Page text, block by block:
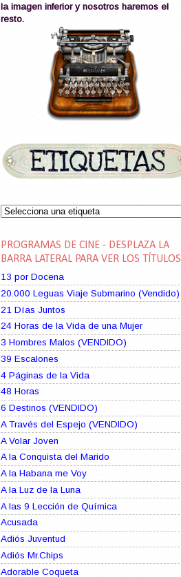
la imagen inferior y nosotros haremos el
resto.
PROGRAMAS DE CINE - DESPLAZA LA
BARRA LATERAL PARA VER LOS TÍTULOS
13 por Docena
20.000 Leguas Viaje Submarino (Vendido)
21 Días Juntos
24 Horas de la Vida de una Mujer
3 Hombres Malos (VENDIDO)
39 Escalones
4 Páginas de la Vida
48 Horas
6 Destinos (VENDIDO)
A Través del Espejo (VENDIDO)
A Volar Joven
A la Conquista del Marido
A la Habana me Voy
A la Luz de la Luna
A las 9 Lección de Química
Acusada
Adiós Juventud
Adiós Mr.Chips
Adorable Coqueta